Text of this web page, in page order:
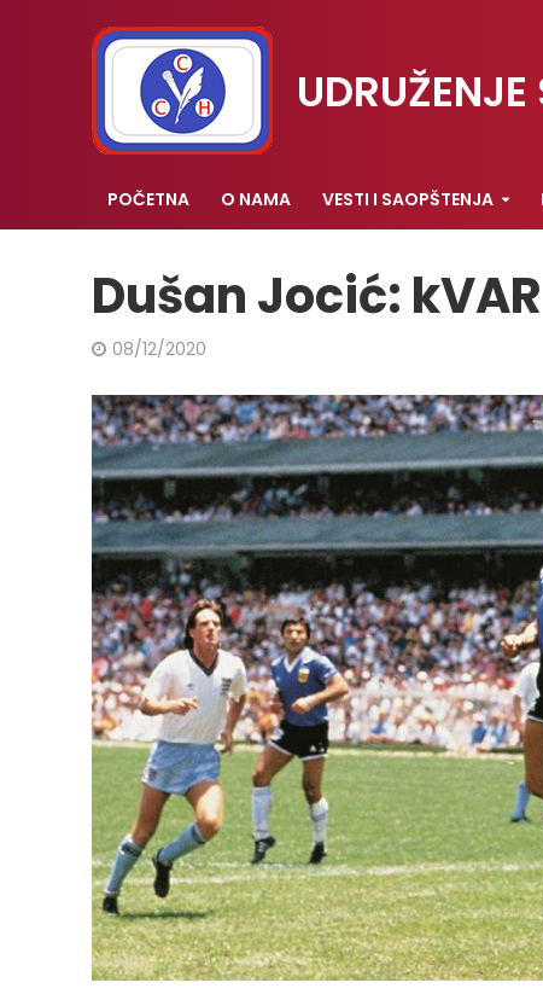
POČETNA O NAMA VESTI I SAOPŠTENJA
Dušan Jocić:
08/12/2020